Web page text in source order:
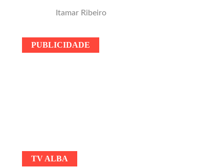
Itamar Ribeiro
PUBLICIDADE
TV ALBA